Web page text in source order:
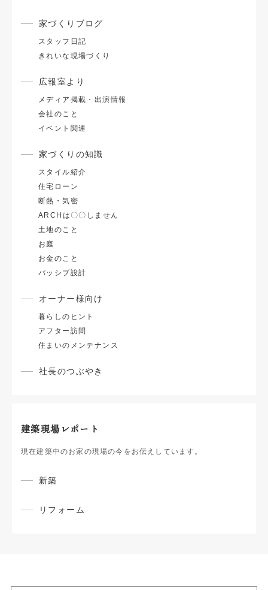
家づくりブログ
スタッフ日記
きれいな現場づくり
広報室より
メディア掲載・出演情報
会社のこと
イベント関連
家づくりの知識
スタイル紹介
住宅ローン
断熱・気密
ARCHは〇〇しません
土地のこと
お庭
お金のこと
パッシブ設計
オーナー様向け
暮らしのヒント
アフター訪問
住まいのメンテナンス
社長のつぶやき
建築現場レポート
現在建築中のお家の現場の今をお伝えしています。
新築
リフォーム